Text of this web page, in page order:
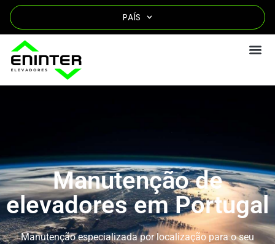
PAÍS
Manutenção de
elevadores em Portugal
Manutenção especializada por localização para o seu